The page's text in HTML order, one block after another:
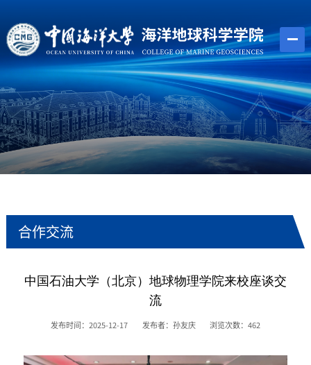
合作交流
中国石油大学（北京）地球物理学院来校座谈交
流
发布时间：2025-12-17 发布者：孙友庆 浏览次数：462